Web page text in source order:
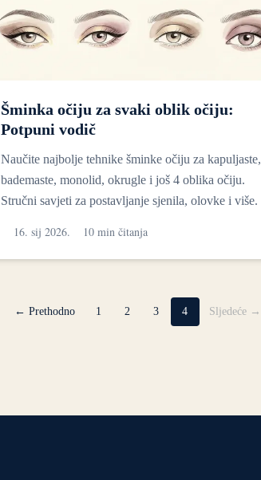
Šminka očiju za svaki oblik očiju:
Potpuni vodič
Naučite najbolje tehnike šminke očiju za kapuljaste,
bademaste, monolid, okrugle i još 4 oblika očiju.
Stručni savjeti za postavljanje sjenila, olovke i više.
16. sij 2026. 10 min čitanja
← Prethodno 1 2 3 4 Sljedeće →